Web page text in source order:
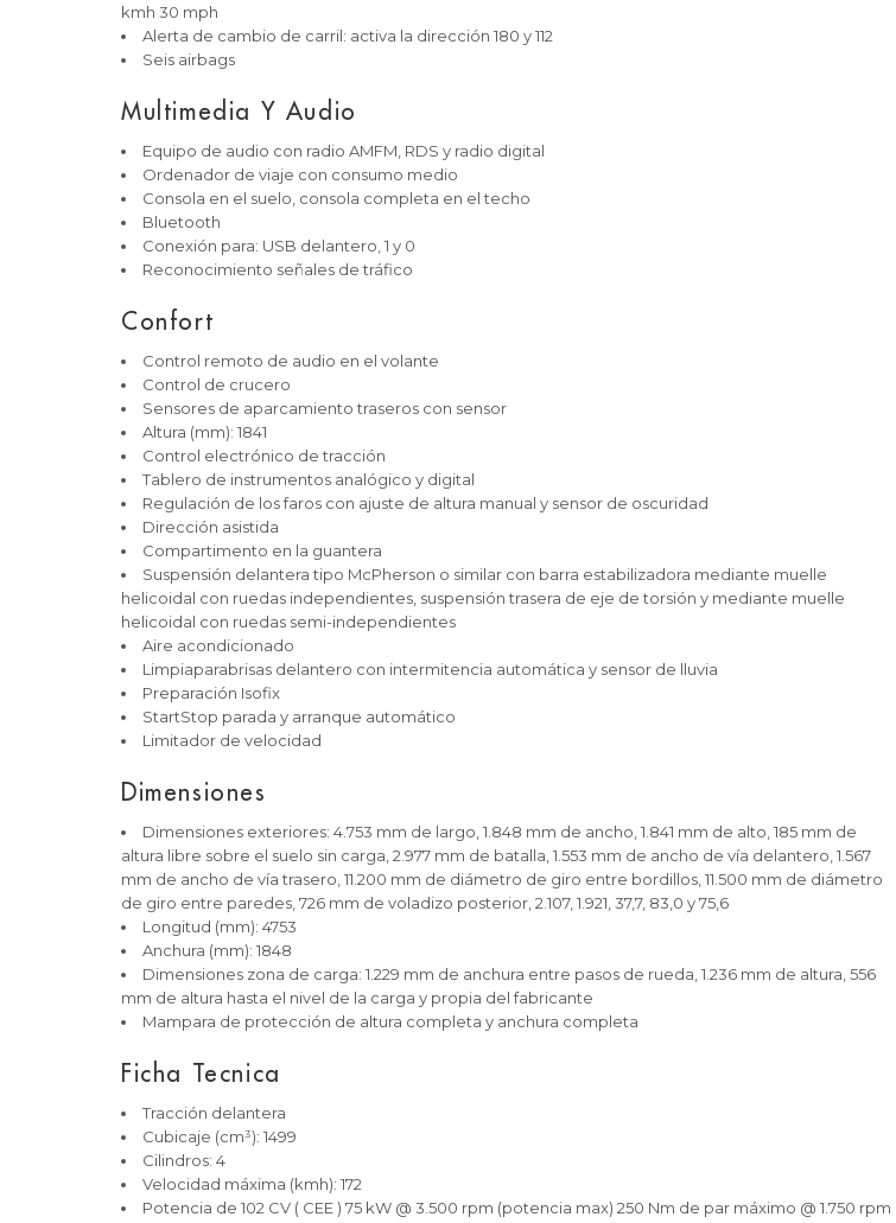
kmh 30 mph
Alerta de cambio de carril: activa la dirección 180 y 112
Seis airbags
Multimedia Y Audio
Equipo de audio con radio AMFM, RDS y radio digital
Ordenador de viaje con consumo medio
Consola en el suelo, consola completa en el techo
Bluetooth
Conexión para: USB delantero, 1 y 0
Reconocimiento señales de tráfico
Confort
Control remoto de audio en el volante
Control de crucero
Sensores de aparcamiento traseros con sensor
Altura (mm): 1841
Control electrónico de tracción
Tablero de instrumentos analógico y digital
Regulación de los faros con ajuste de altura manual y sensor de oscuridad
Dirección asistida
Compartimento en la guantera
Suspensión delantera tipo McPherson o similar con barra estabilizadora mediante muelle
helicoidal con ruedas independientes, suspensión trasera de eje de torsión y mediante muelle
helicoidal con ruedas semi-independientes
Aire acondicionado
Limpiaparabrisas delantero con intermitencia automática y sensor de lluvia
Preparación Isofix
StartStop parada y arranque automático
Limitador de velocidad
Dimensiones
Dimensiones exteriores: 4.753 mm de largo, 1.848 mm de ancho, 1.841 mm de alto, 185 mm de
altura libre sobre el suelo sin carga, 2.977 mm de batalla, 1.553 mm de ancho de vía delantero, 1.567
mm de ancho de vía trasero, 11.200 mm de diámetro de giro entre bordillos, 11.500 mm de diámetro
de giro entre paredes, 726 mm de voladizo posterior, 2.107, 1.921, 37,7, 83,0 y 75,6
Longitud (mm): 4753
Anchura (mm): 1848
Dimensiones zona de carga: 1.229 mm de anchura entre pasos de rueda, 1.236 mm de altura, 556
mm de altura hasta el nivel de la carga y propia del fabricante
Mampara de protección de altura completa y anchura completa
Ficha Tecnica
Tracción delantera
Cubicaje (cm³): 1499
Cilindros: 4
Velocidad máxima (kmh): 172
Potencia de 102 CV ( CEE ) 75 kW @ 3.500 rpm (potencia max) 250 Nm de par máximo @ 1.750 rpm